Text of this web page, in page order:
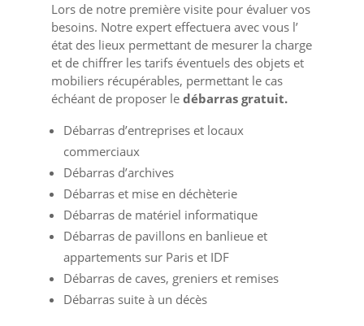
Lors de notre première visite pour évaluer vos
besoins. Notre expert effectuera avec vous l’
état des lieux permettant de mesurer la charge
et de chiffrer les tarifs éventuels des objets et
mobiliers récupérables, permettant le cas
échéant de proposer le débarras gratuit.
Débarras d’entreprises et locaux
commerciaux
Débarras d’archives
Débarras et mise en déchèterie
Débarras de matériel informatique
Débarras de pavillons en banlieue et
appartements sur Paris et IDF
Débarras de caves, greniers et remises
Débarras suite à un décès